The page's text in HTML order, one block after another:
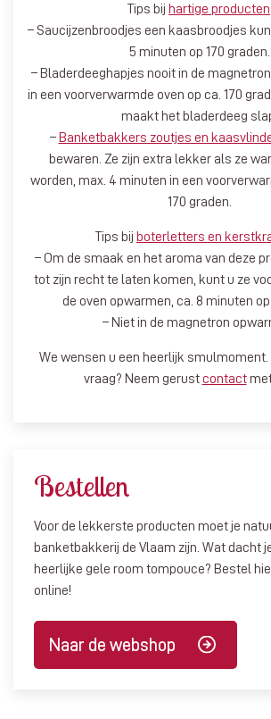
Tips bij hartige producten:
– Saucijzenbroodjes een kaasbroodjes
5 minuten op 170 graden.
– Bladerdeeghapjes nooit in de
in een voorverwarmde oven op ca. 170
maakt het bladerdeeg
–Banketbakkers zoutjes en
bewaren. Ze zijn extra lekker als ze
worden, max. 4 minuten in een
170 graden.
Tips bij boterletters en
– Om de smaak en het aroma van deze
tot zijn recht te laten komen, kunt u ze
de oven opwarmen, ca. 8 minuten op
– Niet in de magnetron
We wensen u een heerlijk smulmoment.
vraag? Neem gerustcontactmet
Bestellen
Voor de lekkerste producten moet je
banketbakkerij de Vlaam zijn. Wat dacht
heerlijke gele room tompouce? Bestel
online!
Naar de webshop